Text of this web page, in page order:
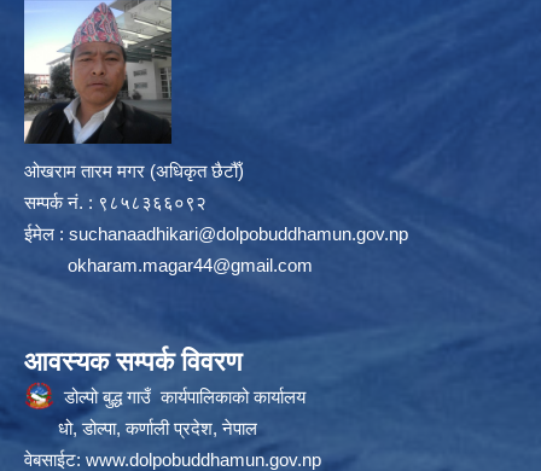
ओखराम तारम मगर (अधिकृत छैटौँ)
सम्पर्क न‌ं. : ९८५८३६६०९२
ईमेल : suchanaadhikari@dolpobuddhamun.gov.np
okharam.magar44@gmail.com
आवस्यक सम्पर्क विवरण
डोल्पो बुद्ध गाउँ कार्यपालिकाको कार्यालय
धो, डोल्पा, कर्णाली प्रदेश, नेपाल
वेबसाईट: www.dolpobuddhamun.gov.np